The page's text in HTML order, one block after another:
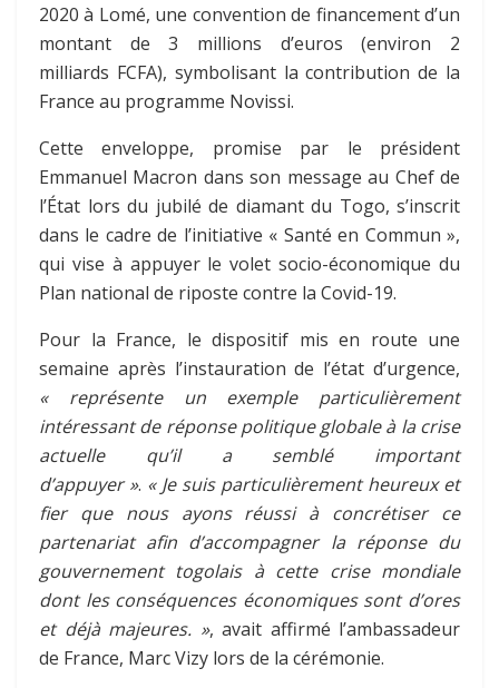
2020 à Lomé, une convention de financement d’un
montant de 3 millions d’euros (environ 2
milliards FCFA), symbolisant la contribution de la
France au programme Novissi.
Cette enveloppe, promise par le président
Emmanuel Macron dans son message au Chef de
l’État lors du jubilé de diamant du Togo, s’inscrit
dans le cadre de l’initiative « Santé en Commun »,
qui vise à appuyer le volet socio-économique du
Plan national de riposte contre la Covid-19.
Pour la France, le dispositif mis en route une
semaine après l’instauration de l’état d’urgence,
« représente un exemple particulièrement
intéressant de réponse politique globale à la crise
actuelle qu’il a semblé important
d’appuyer ». « Je suis particulièrement heureux et
fier que nous ayons réussi à concrétiser ce
partenariat afin d’accompagner la réponse du
gouvernement togolais à cette crise mondiale
dont les conséquences économiques sont d’ores
et déjà majeures. », avait affirmé l’ambassadeur
de France, Marc Vizy lors de la cérémonie.